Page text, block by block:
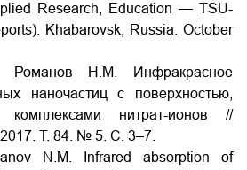
Research, Education — TSU-
Khabarovsk, Russia. October
Н.М. Инфракрасное
наночастиц с поверхностью,
комплексами нитрат-ионов //
Т. 84. № 5. С. 3–7.
N.M. Infrared absorption of